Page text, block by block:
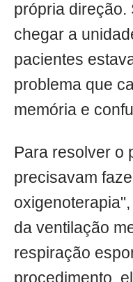
própria direção.
chegar a
pacientes
problema que
memória e
Para resolver o
precisavam
da ventilação
respiração
procedimento,